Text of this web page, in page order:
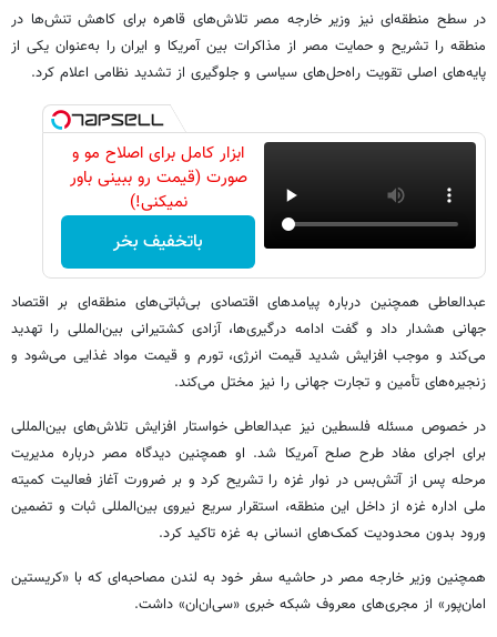
در سطح منطقه‌ای نیز وزیر خارجه مصر تلاش‌های قاهره برای کاهش تنش‌ها در
منطقه را تشریح و حمایت مصر از مذاکرات بین آمریکا و ایران را به‌عنوان یکی از
پایه‌های اصلی تقویت راه‌حل‌های سیاسی و جلوگیری از تشدید نظامی اعلام کرد.
ابزار کامل برای اصلاح مو و
صورت (قیمت رو ببینی باور
نمیکنی!)
باتخفیف بخر
عبدالعاطی همچنین درباره پیامدهای اقتصادی بی‌ثباتی‌های منطقه‌ای بر اقتصاد
جهانی هشدار داد و گفت ادامه درگیری‌ها، آزادی کشتیرانی بین‌المللی را تهدید
می‌کند و موجب افزایش شدید قیمت انرژی، تورم و قیمت مواد غذایی می‌شود و
زنجیره‌های تأمین و تجارت جهانی را نیز مختل می‌کند.
در خصوص مسئله فلسطین نیز عبدالعاطی خواستار افزایش تلاش‌های بین‌المللی
برای اجرای مفاد طرح صلح آمریکا شد. او همچنین دیدگاه مصر درباره مدیریت
مرحله پس از آتش‌بس در نوار غزه را تشریح کرد و بر ضرورت آغاز فعالیت کمیته
ملی اداره غزه از داخل این منطقه، استقرار سریع نیروی بین‌المللی ثبات و تضمین
ورود بدون محدودیت کمک‌های انسانی به غزه تاکید کرد.
همچنین وزیر خارجه مصر در حاشیه سفر خود به لندن مصاحبه‌ای که با «کریستین
امان‌پور» از مجری‌های معروف شبکه خبری «سی‌ان‌ان» داشت.